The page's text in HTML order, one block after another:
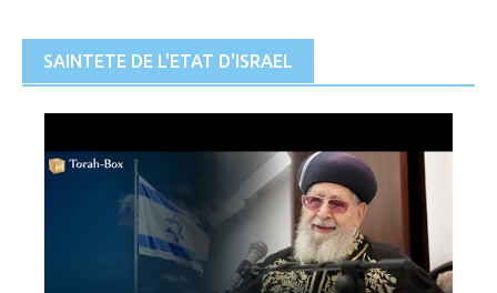
SAINTETE DE L'ETAT D'ISRAEL